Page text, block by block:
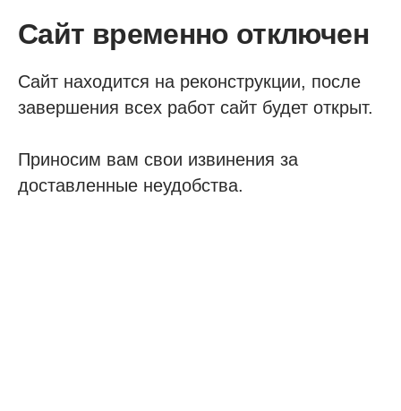
Сайт временно отключен
Сайт находится на реконструкции, после
завершения всех работ сайт будет открыт.
Приносим вам свои извинения за
доставленные неудобства.